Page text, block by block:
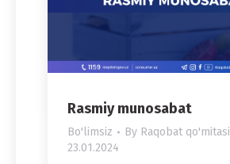
Rasmiy munosabat
Bo'limsiz By Raqobat qo'mitasi
23.01.2024